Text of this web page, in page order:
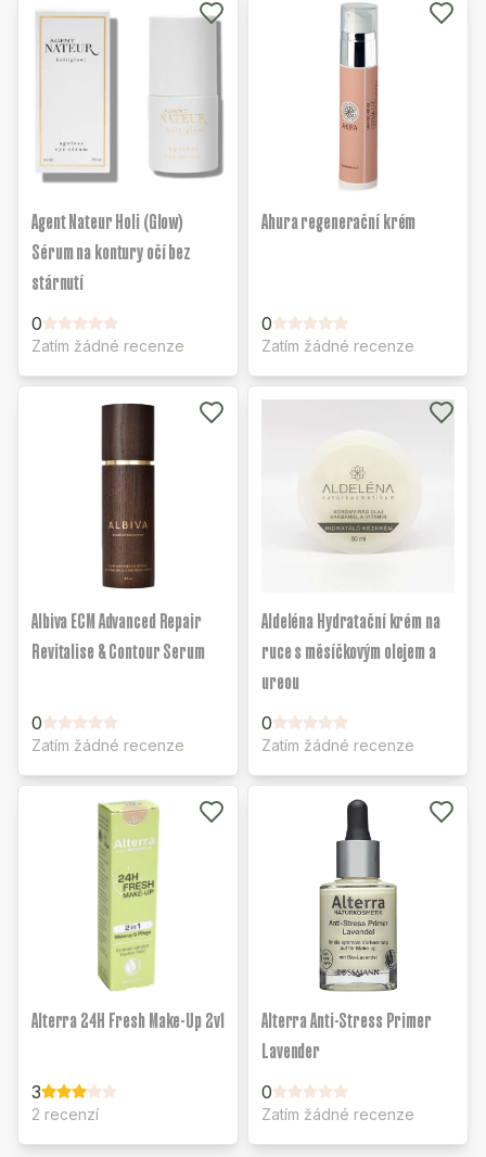
Agent Nateur Holi (Glow)
Sérum na kontury očí bez
stárnutí
0
Zatím žádné recenze
Ahura regenerační krém
0
Zatím žádné recenze
Albiva ECM Advanced Repair
Revitalise & Contour Serum
0
Zatím žádné recenze
Aldeléna Hydratační krém na
ruce s měsíčkovým olejem a
ureou
0
Zatím žádné recenze
Alterra 24H Fresh Make-Up 2v1
3
2 recenzí
Alterra Anti-Stress Primer
Lavender
0
Zatím žádné recenze